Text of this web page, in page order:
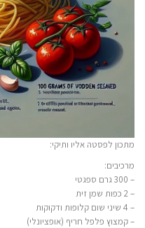
מתכון לפסטה אליו ותיקי:
מרכיבים:
– 300 גרם ספגטי
– 2 כפות שמן זית
– 4 שיני שום קלופות ודקוקות
– קמצוץ פלפל חריף (אופציונלי)